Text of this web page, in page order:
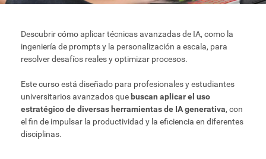
Descubrir cómo aplicar técnicas avanzadas de IA, como la
ingeniería de prompts y la personalización a escala, para
resolver desafíos reales y optimizar procesos.
Este curso está diseñado para profesionales y estudiantes
universitarios avanzados que buscan aplicar el uso
estratégico de diversas herramientas de IA generativa, con
el fin de impulsar la productividad y la eficiencia en diferentes
disciplinas.